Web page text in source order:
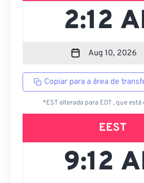
Copiar para a área de
*EST alterada para EDT , que está
EEST